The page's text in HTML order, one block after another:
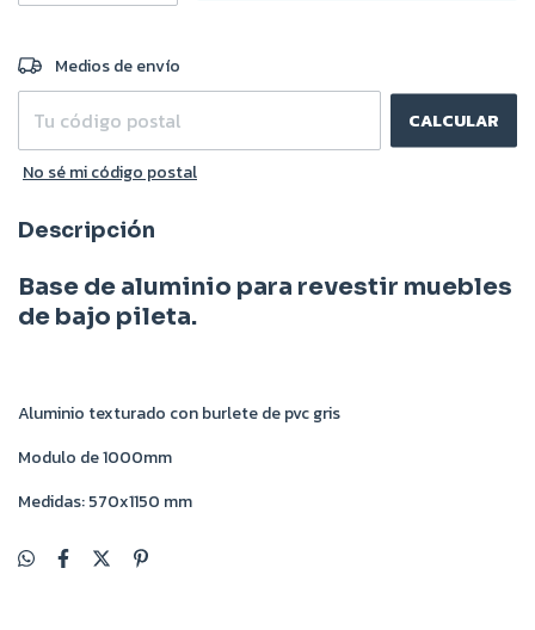
Entregas para el CP:
Medios de envío
CALCULAR
No sé mi código postal
Descripción
Base de aluminio para revestir muebles
de bajo pileta.
Aluminio texturado con burlete de pvc gris
Modulo de 1000mm
Medidas: 570x1150 mm